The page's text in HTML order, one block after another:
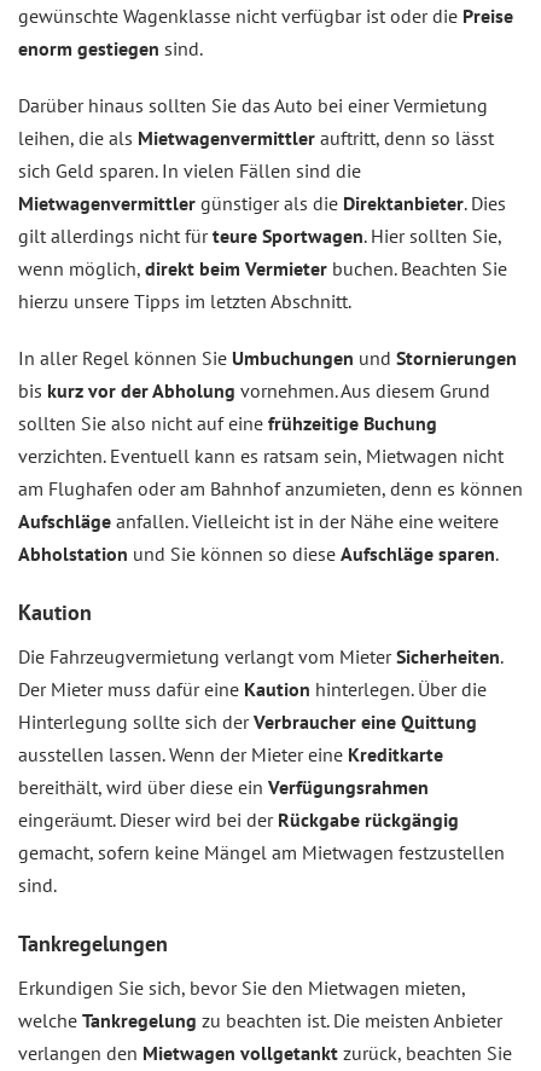
gewünschte Wagenklasse nicht verfügbar ist oder die Preise
enorm gestiegen sind.
Darüber hinaus sollten Sie das Auto bei einer Vermietung
leihen, die als Mietwagenvermittler auftritt, denn so lässt
sich Geld sparen. In vielen Fällen sind die
Mietwagenvermittler günstiger als die Direktanbieter. Dies
gilt allerdings nicht fürteure Sportwagen. Hier sollten Sie,
wenn möglich, direkt beim Vermieter buchen. Beachten Sie
hierzu unsere Tipps im letzten Abschnitt.
In aller Regel können Sie Umbuchungen und Stornierungen
bis kurz vor der Abholung vornehmen. Aus diesem Grund
sollten Sie also nicht auf eine frühzeitige Buchung
verzichten. Eventuell kann es ratsam sein, Mietwagen nicht
am Flughafen oder am Bahnhof anzumieten, denn es können
Aufschläge anfallen. Vielleicht ist in der Nähe eine weitere
Abholstation und Sie können so diese Aufschläge sparen.
Kaution
Die Fahrzeugvermietung verlangt vom MieterSicherheiten.
Der Mieter muss dafür eine Kaution hinterlegen. Über die
Hinterlegung sollte sich derVerbraucher eine Quittung
ausstellen lassen. Wenn der Mieter eine Kreditkarte
bereithält, wird über diese ein Verfügungsrahmen
eingeräumt. Dieser wird bei der Rückgabe rückgängig
gemacht, sofern keine Mängel am Mietwagen festzustellen
sind.
Tankregelungen
Erkundigen Sie sich, bevor Sie den Mietwagen mieten,
welche Tankregelung zu beachten ist. Die meisten Anbieter
verlangen den Mietwagen vollgetankt zurück, beachten Sie